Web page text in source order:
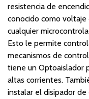
resistencia de
conocido como
cualquier
Esto le permite
mecanismos de
tiene un Optoaislador
altas corrientes.
instalar el disipador